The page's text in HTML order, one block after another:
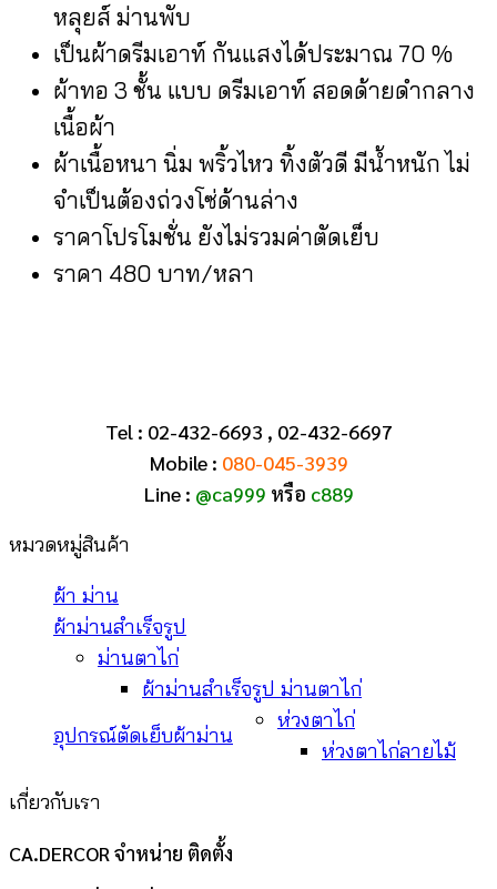
หลุยส์ ม่านพับ
เป็นผ้าดรีมเอาท์ กันแสงได้ประมาณ 70 %
ผ้าทอ 3 ชั้น แบบ ดรีมเอาท์ สอดด้ายดำกลาง
เนื้อผ้า
ผ้าเนื้อหนา นิ่ม พริ้วไหว ทิ้งตัวดี มีน้ำหนัก ไม่
จำเป็นต้องถ่วงโซ่ด้านล่าง
ราคาโปรโมชั่น ยังไม่รวมค่าตัดเย็บ
ราคา 480 บาท/หลา
Tel : 02-432-6693 , 02-432-6697
Mobile : 080-045-3939
Line : @ca999 หรือ c889
หมวดหมู่สินค้า
ผ้า ม่าน
ผ้าม่านสำเร็จรูป
ม่านตาไก่
ผ้าม่านสำเร็จรูป ม่านตาไก่
อุปกรณ์ตัดเย็บผ้าม่าน
ห่วงตาไก่
ห่วงตาไก่ลายไม้
เกี่ยวกับเรา
CA.DERCOR จำหน่าย ติดตั้ง